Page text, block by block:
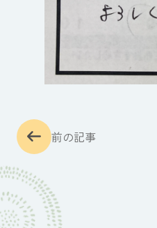
前の記事